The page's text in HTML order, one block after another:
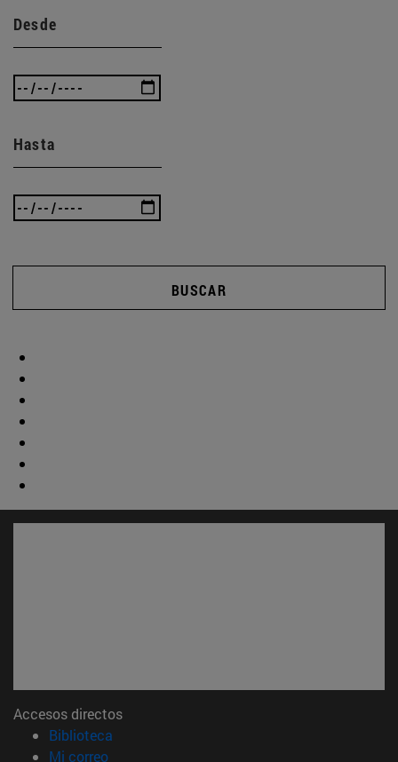
Desde
Hasta
BUSCAR
Accesos directos
Biblioteca
Mi correo(abre en nueva ventana)